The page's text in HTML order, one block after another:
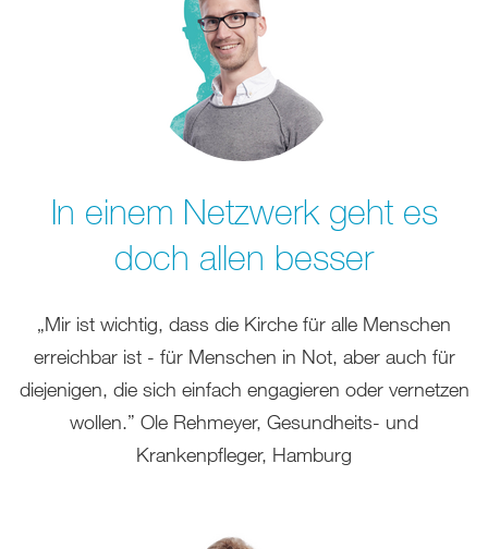
In einem Netzwerk geht es
doch allen besser
„Mir ist wichtig, dass die Kirche für alle Menschen
erreichbar ist - für Menschen in Not, aber auch für
diejenigen, die sich einfach engagieren oder vernetzen
wollen.” Ole Rehmeyer, Gesundheits- und
Krankenpfleger, Hamburg